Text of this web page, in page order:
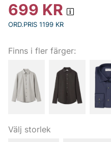
699 KR
ORD.PRIS 1199 KR
Finns i fler färger:
Välj storlek